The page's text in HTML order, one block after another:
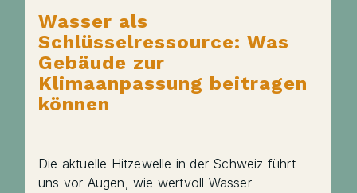
Wasser als
Schlüsselressource: Was
Gebäude zur
Klimaanpassung beitragen
können
Die aktuelle Hitzewelle in der Schweiz führt
uns vor Augen, wie wertvoll Wasser